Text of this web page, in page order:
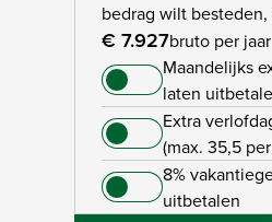
bedrag wilt
€ 7.927bruto per jaar
Maandelijks
laten
Extra
(max. 35,5
8%
uitbetalen